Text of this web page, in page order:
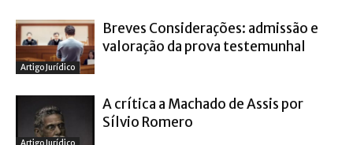
Artigo Jurídico
Breves Considerações: admissão e
valoração da prova testemunhal
A crítica a Machado de Assis por
Sílvio Romero